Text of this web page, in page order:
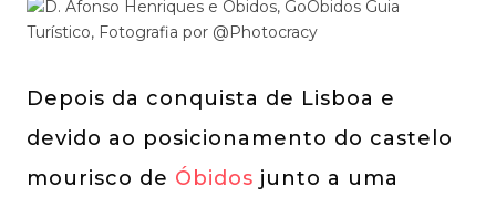
Depois da conquista de Lisboa e
devido ao posicionamento do castelo
mourisco de Óbidos junto a uma